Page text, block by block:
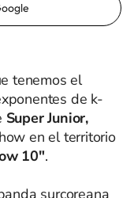
tenemos el
de k-
Super Junior,
en el territorio
10".
surcoreana